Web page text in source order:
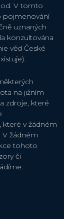
V tomto
pojmenování
uznaných
konzultována
věd České
na jižním
zdroje, které
které v žádném
V žádném
tohoto
či